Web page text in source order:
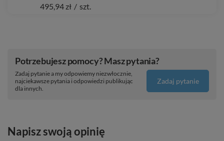
495,94 zł / szt.
Potrzebujesz pomocy? Masz pytania?
Zadaj pytanie a my odpowiemy niezwłocznie,
najciekawsze pytania i odpowiedzi publikując
dla innych.
Zadaj pytanie
Napisz swoją opinię